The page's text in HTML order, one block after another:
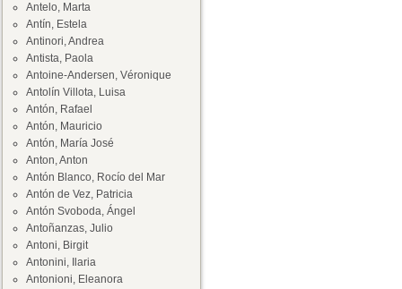
Antelo, Marta
Antín, Estela
Antinori, Andrea
Antista, Paola
Antoine-Andersen, Véronique
Antolín Villota, Luisa
Antón, Rafael
Antón, Mauricio
Antón, María José
Anton, Anton
Antón Blanco, Rocío del Mar
Antón de Vez, Patricia
Antón Svoboda, Ángel
Antoñanzas, Julio
Antoni, Birgit
Antonini, Ilaria
Antonioni, Eleanora